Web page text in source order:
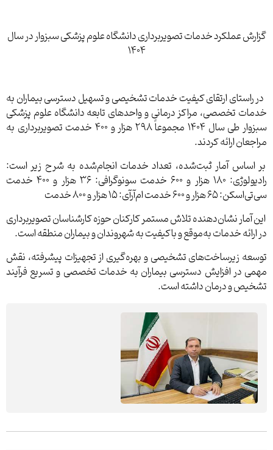
گزارش عملکرد خدمات تصویربرداری دانشگاه علوم پزشکی سبزوار در سال
۱۴۰۴
در راستای ارتقای کیفیت خدمات تشخیصی و تسهیل دسترسی بیماران به
خدمات تخصصی، مراکز درمانی و واحدهای تابعه دانشگاه علوم پزشکی
سبزوار طی سال ۱۴۰۴ مجموعاً ۲۹۸ هزار و ۴۰۰ خدمت تصویربرداری به
مراجعان ارائه کردند.
بر اساس آمار ثبت‌شده، تعداد خدمات انجام‌شده به شرح زیر است:
رادیولوژی: ۱۸۰ هزار و ۶۰۰ خدمت سونوگرافی: ۳۶ هزار و ۴۰۰ خدمت
سی‌تی‌اسکن: ۶۵ هزار و ۶۰۰ خدمت ام‌آر‌آی: ۱۵ هزار و ۸۰۰ خدمت
این آمار نشان‌دهنده تلاش مستمر کارکنان حوزه کارشناسان تصویربرداری
در ارائه خدمات به‌موقع و باکیفیت به شهروندان و بیماران منطقه است.
توسعه زیرساخت‌های تشخیصی و بهره‌گیری از تجهیزات پیشرفته، نقش
مهمی در افزایش دسترسی بیماران به خدمات تخصصی و تسریع فرآیند
تشخیص و درمان داشته است.